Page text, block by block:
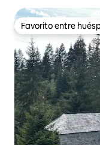
Favorito entre
Favorito entre